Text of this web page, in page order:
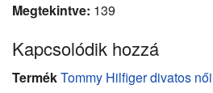
Megtekintve: 139
Kapcsolódik hozzá
TermékTommy Hilfiger divatos